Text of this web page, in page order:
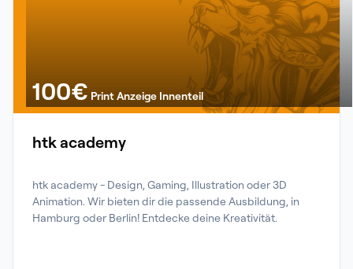
100€ Print Anzeige Innenteil
htk academy
htk academy - Design, Gaming, Illustration oder 3D
Animation. Wir bieten dir die passende Ausbildung, in
Hamburg oder Berlin! Entdecke deine Kreativität.